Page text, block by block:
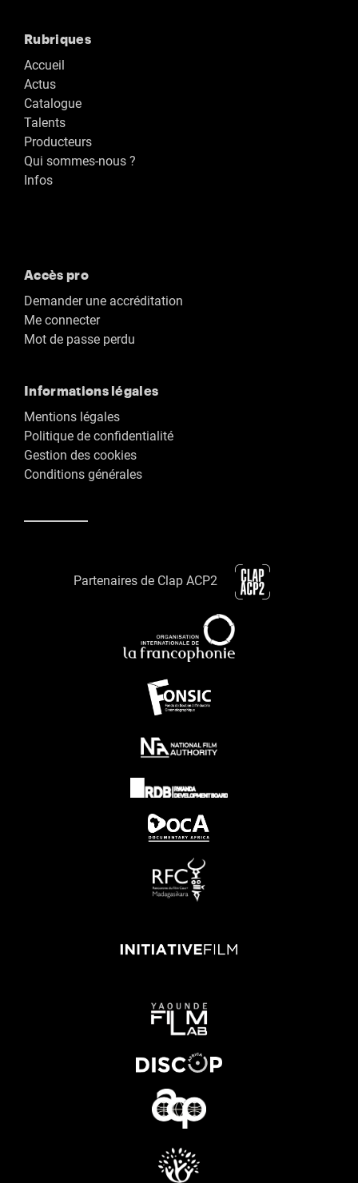
Rubriques
Accueil
Actus
Catalogue
Talents
Producteurs
Qui sommes-nous ?
Infos
Accès pro
Demander une accréditation
Me connecter
Mot de passe perdu
Informations légales
Mentions légales
Politique de confidentialité
Gestion des cookies
Conditions générales
Partenaires de Clap ACP2